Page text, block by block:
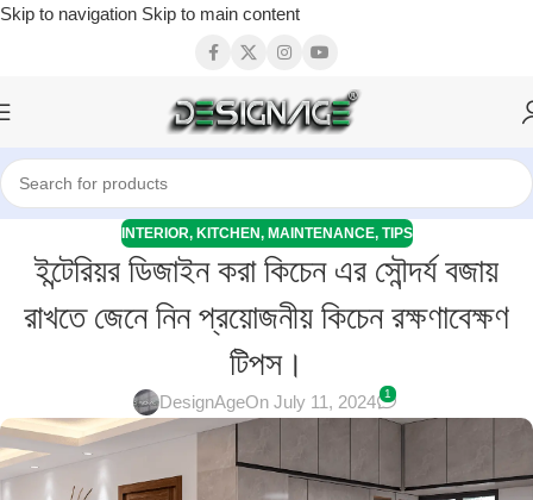
Skip to navigation Skip to main content
INTERIOR, KITCHEN, MAINTENANCE, TIPS
ইন্টেরিয়র ডিজাইন করা কিচেন এর সৌন্দর্য বজায়
রাখতে জেনে নিন প্রয়োজনীয় কিচেন রক্ষণাবেক্ষণ
টিপস।
DesignAgeOn July 11, 2024 1